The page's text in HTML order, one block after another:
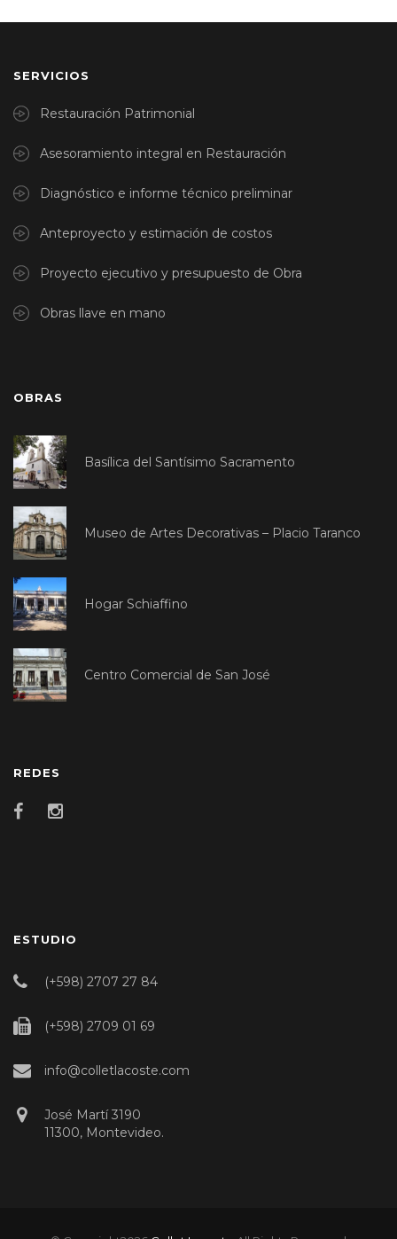
SERVICIOS
Restauración Patrimonial
Asesoramiento integral en Restauración
Diagnóstico e informe técnico preliminar
Anteproyecto y estimación de costos
Proyecto ejecutivo y presupuesto de Obra
Obras llave en mano
OBRAS
Basílica del Santísimo Sacramento
Museo de Artes Decorativas – Placio Taranco
Hogar Schiaffino
Centro Comercial de San José
REDES
ESTUDIO
(+598) 2707 27 84
(+598) 2709 01 69
info@colletlacoste.com
José Martí 3190
11300, Montevideo.